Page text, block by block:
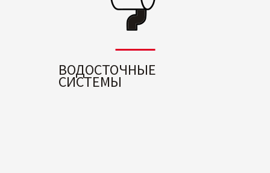
ВОДОСТОЧНЫЕ
СИСТЕМЫ